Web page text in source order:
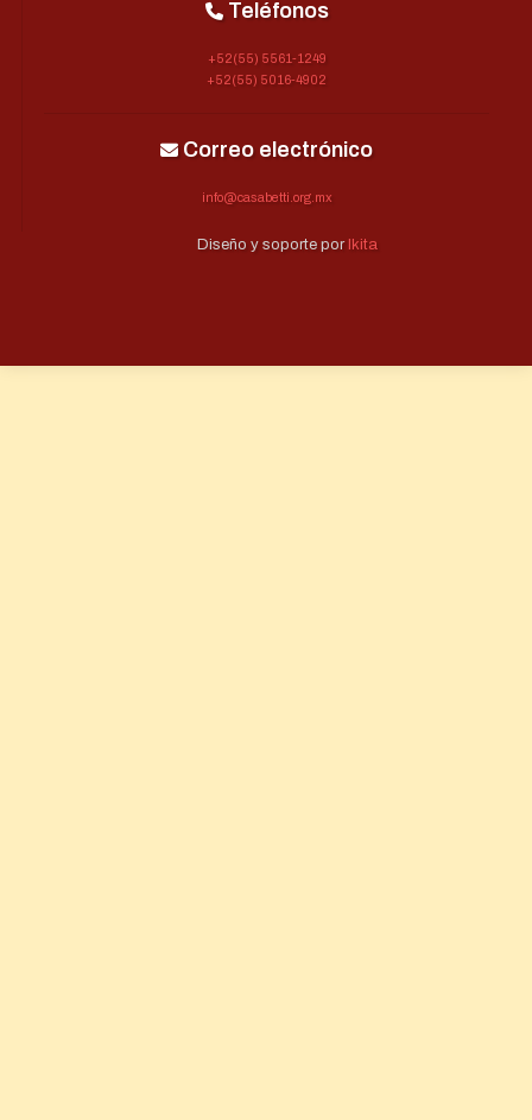
Teléfonos
+52(55) 5561-1249
+52(55) 5016-4902
Correo electrónico
info@casabetti.org.mx
Diseño y soporte por Ikita